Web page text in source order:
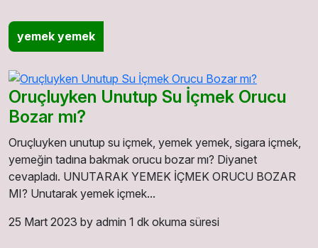
yemek yemek
Oruçluyken Unutup Su İçmek Orucu
Bozar mı?
Oruçluyken unutup su içmek, yemek yemek, sigara içmek,
yemeğin tadına bakmak orucu bozar mı? Diyanet
cevapladı. UNUTARAK YEMEK İÇMEK ORUCU BOZAR
MI? Unutarak yemek içmek...
25 Mart 2023 by admin 1 dk okuma süresi